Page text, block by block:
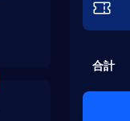
合計